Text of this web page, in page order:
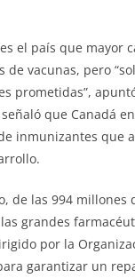
el país que mayor
de vacunas, pero
prometidas”,
que Canadá
inmunizantes que
de las 994 millones
grandes
por la
garantizar un